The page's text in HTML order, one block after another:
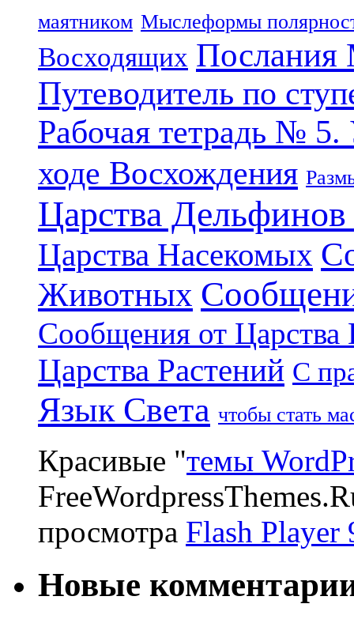
маятником Мыслеформы
Восходящих Послания
Путеводитель по
Рабочая тетрадь №
ходе Восхождения
Царства
Царства Насекомых
Животных
Сообщения от Царства
Царства Растений С
Язык Света чтобы стать
Красивые "темы
просмотра Flash Player
Новые